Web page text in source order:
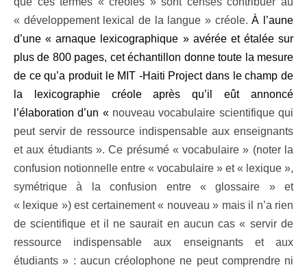
« développement lexical de la langue » créole.À l’aune
d’une « arnaque lexicographique » avérée et étalée sur
plus de 800 pages, cet échantillon donne toute la mesure
de ce qu’a produit le MIT -Haiti Project dans le champ de
la lexicographie créole après qu’il eût annoncé
l’élaboration d’un « nouveau vocabulaire scientifique qui
peut servir de ressource indispensable aux enseignants
et aux étudiants ». Ce présumé « vocabulaire » (noter la
confusion notionnelle entre « vocabulaire » et « lexique »,
symétrique à la confusion entre « glossaire » et
« lexique ») est certainement « nouveau » mais il n’a rien
de scientifique et il ne saurait en aucun cas « servir de
ressource indispensable aux enseignants et aux
étudiants » : aucun créolophone ne peut comprendre ni